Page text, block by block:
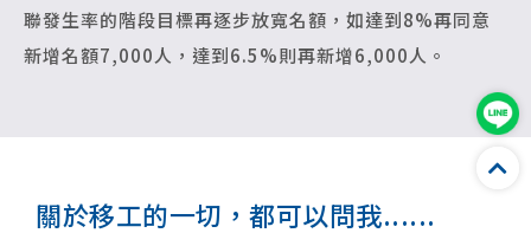
聯發生率的階段目標再逐步放寬名額，如達到8%再同意
新增名額7,000人，達到6.5%則再新增6,000人。
關於移工的一切，都可以問我......